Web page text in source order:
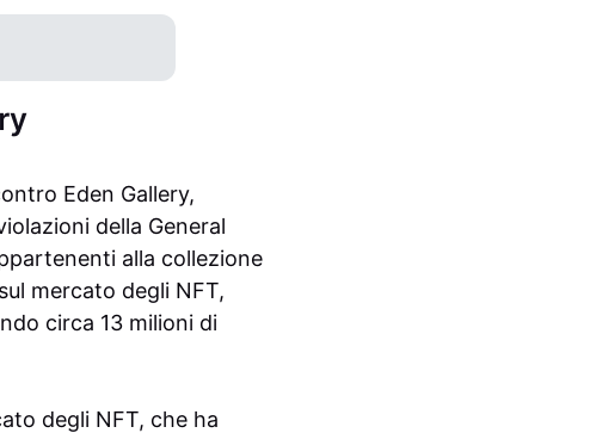
Eden Gallery,
della General
alla collezione
mercato degli NFT,
circa 13 milioni di
degli NFT, che ha